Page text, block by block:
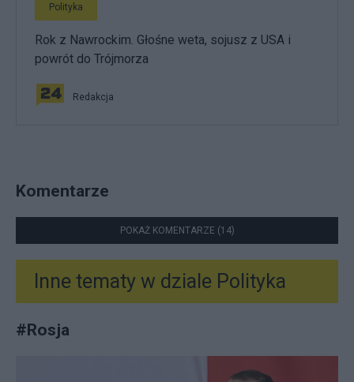
Polityka
Rok z Nawrockim. Głośne weta, sojusz z USA i
powrót do Trójmorza
Redakcja
Komentarze
POKAŻ KOMENTARZE (14)
Inne tematy w dziale Polityka
#Rosja